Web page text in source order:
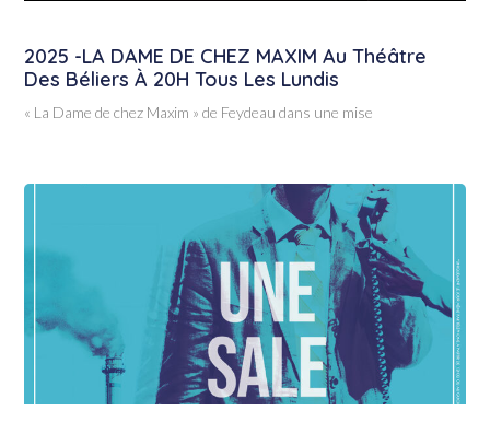
2025 -LA DAME DE CHEZ MAXIM Au Théâtre
Des Béliers À 20H Tous Les Lundis
« La Dame de chez Maxim » de Feydeau dans une mise